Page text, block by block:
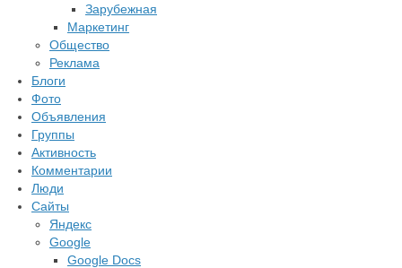
Зарубежная
Маркетинг
Общество
Реклама
Блоги
Фото
Объявления
Группы
Активность
Комментарии
Люди
Сайты
Яндекс
Google
Google Docs